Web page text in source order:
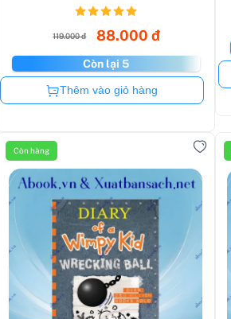
119.000 đ 88.000 đ
Còn lại 5
Còn hàng
Thêm vào giỏ hàng
Còn hàng